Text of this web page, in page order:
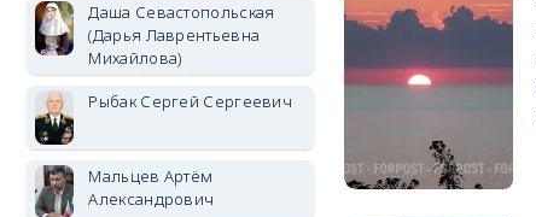
Даша Севастопольская
(Дарья Лаврентьевна
Михайлова)
Рыбак Сергей Сергеевич
Мальцев Артём
Александрович